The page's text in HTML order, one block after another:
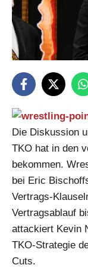
Die Diskussion
TKO hat in den
bekommen.
bei Eric
Vertrags-
Vertragsablauf
attackiert Kevin
TKO-Strategie
Cuts.